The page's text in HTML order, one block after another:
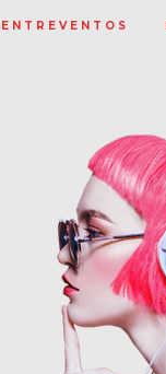
ENTREVENTOS